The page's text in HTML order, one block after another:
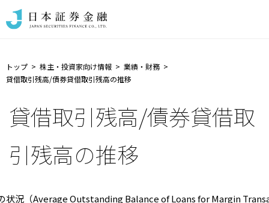
トップ 株主・投資家向け情報
業績・財務
貸借取引残高/債券貸借取引残高の推移
貸借取引残高/債券貸借取
引残高の推移
状況（Average Outstanding Balance of Loans for Margin